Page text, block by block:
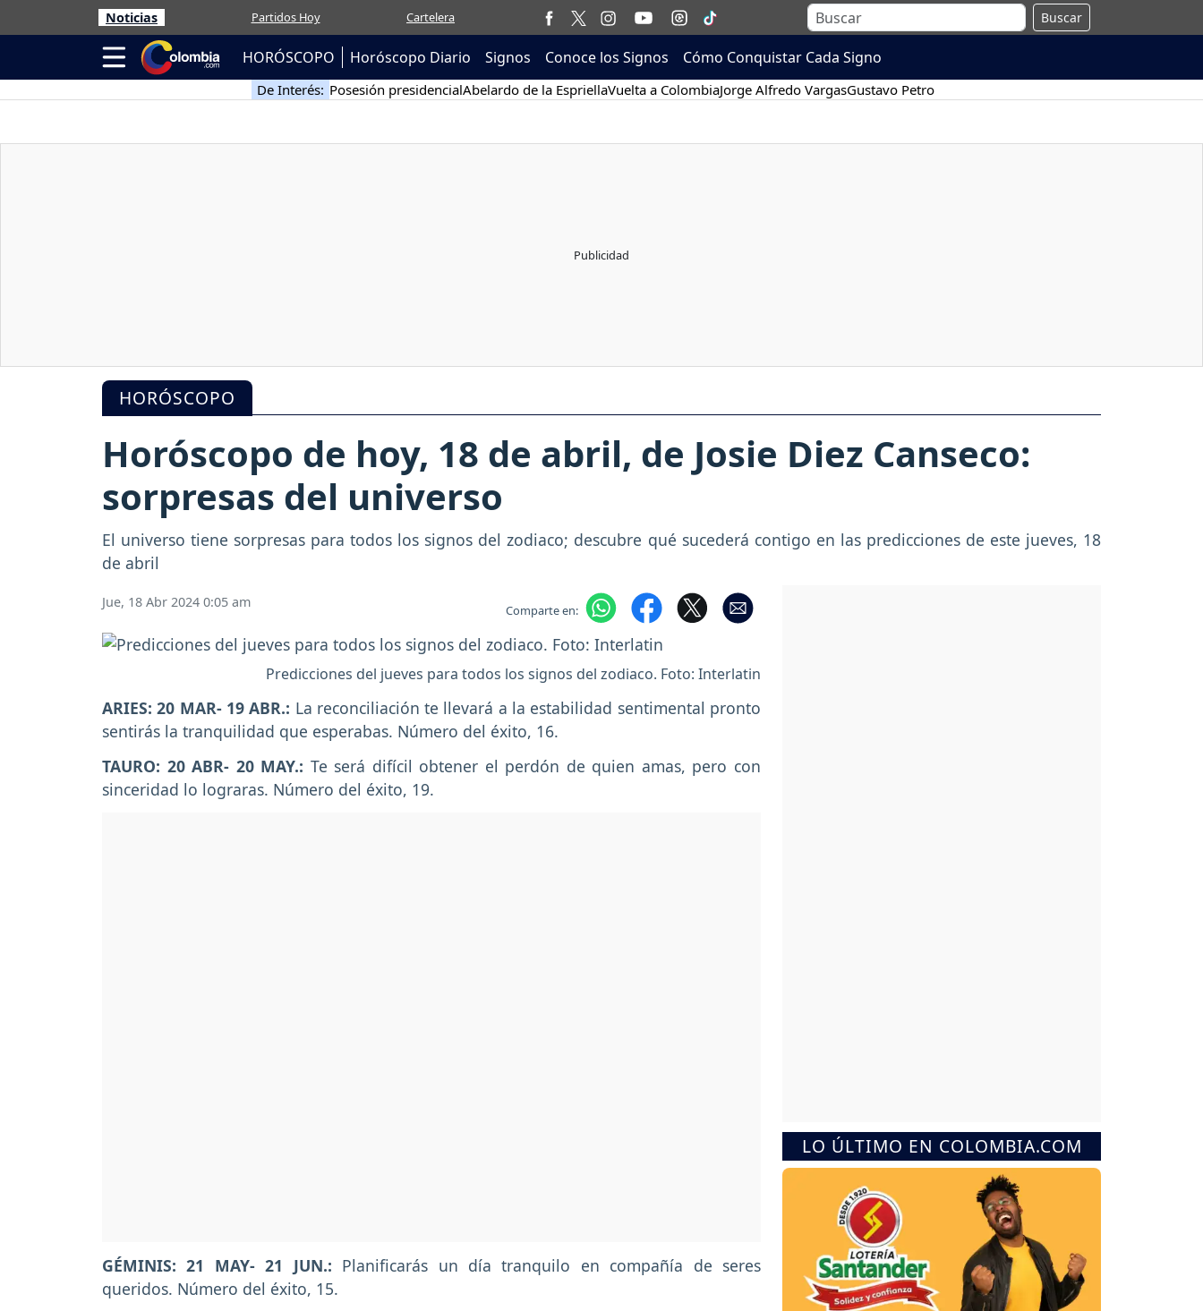
Noticias Partidos Hoy Cartelera Buscar
HORÓSCOPO Horóscopo Diario Signos Conoce los Signos Cómo Conquistar Cada Signo
De Interés: Posesión presidencialAbelardo de la EspriellaVuelta a ColombiaJorge Alfredo VargasGustavo Petro
HORÓSCOPO
Horóscopo de hoy, 18 de abril, de Josie Diez Canseco:
sorpresas del universo
El universo tiene sorpresas para todos los signos del zodiaco; descubre qué sucederá contigo en las predicciones de este jueves, 18
de abril
Jue, 18 Abr 2024 0:05 am Comparte en:
Predicciones del jueves para todos los signos del zodiaco. Foto: Interlatin
ARIES: 20 MAR- 19 ABR.: La reconciliación te llevará a la estabilidad sentimental pronto
sentirás la tranquilidad que esperabas. Número del éxito, 16.
TAURO: 20 ABR- 20 MAY.: Te será difícil obtener el perdón de quien amas, pero con
sinceridad lo lograras. Número del éxito, 19.
GÉMINIS: 21 MAY- 21 JUN.: Planificarás un día tranquilo en compañía de seres
queridos. Número del éxito, 15.
LO ÚLTIMO EN COLOMBIA.COM